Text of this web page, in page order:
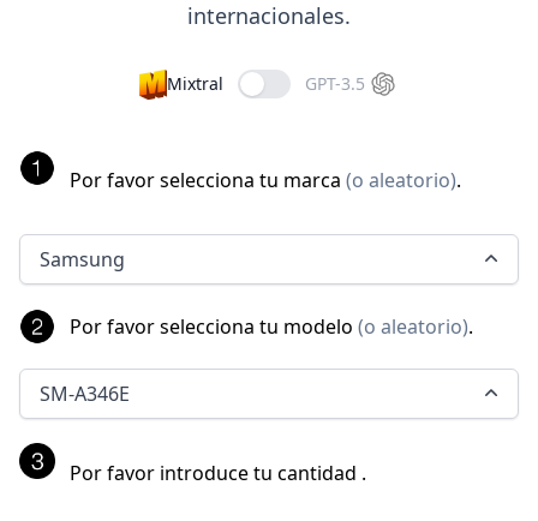
internacionales.
Mixtral GPT-3.5
Por favor selecciona tu marca (o aleatorio).
Samsung
Por favor selecciona tu modelo (o aleatorio).
SM-A346E
Por favor introduce tu cantidad .